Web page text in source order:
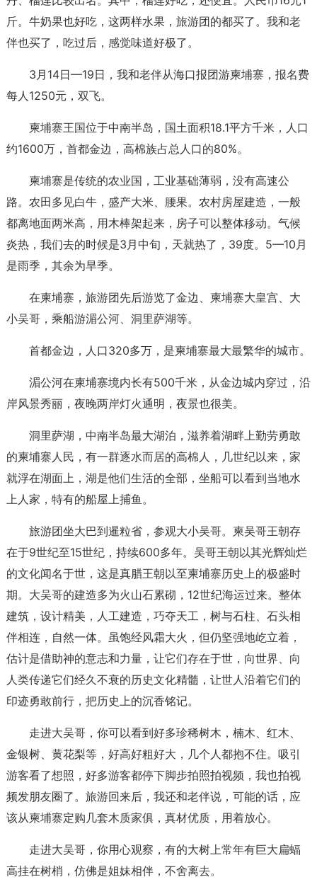
斤。牛奶果也好吃，这两样水果，旅游团的都买了。我和老
伴也买了，吃过后，感觉味道好极了。
3月14日—19日，我和老伴从海口报团游柬埔寨，报名费
每人1250元，双飞。
柬埔寨王国位于中南半岛，国土面积18.1平方千米，人口
约1600万，首都金边，高棉族占总人口的80%。
柬埔寨是传统的农业国，工业基础薄弱，没有高速公
路。农田多见白牛，盛产大米、腰果。农村房屋建造，一般
都离地面两米高，用木棒架起来，房子可以整体移动。气候
炎热，我们去的时候是3月中旬，天就热了，39度。5—10月
是雨季，其余为旱季。
在柬埔寨，旅游团先后游览了金边、柬埔寨大皇宫、大
小吴哥，乘船游湄公河、洞里萨湖等。
首都金边，人口320多万，是柬埔寨最大最繁华的城市。
湄公河在柬埔寨境内长有500千米，从金边城内穿过，沿
岸风景秀丽，夜晚两岸灯火通明，夜景也很美。
洞里萨湖，中南半岛最大湖泊，滋养着湖畔上勤劳勇敢
的柬埔寨人民，有一群逐水而居的高棉人，几世纪以来，家
就浮在湖面上，湖是他们生活的全部，坐船可以看到当地水
上人家，特有的船屋上捕鱼。
旅游团坐大巴到暹粒省，参观大小吴哥。柬吴哥王朝存
在于9世纪至15世纪，持续600多年。吴哥王朝以其光辉灿烂
的文化闻名于世，这是真腊王朝以至柬埔寨历史上的极盛时
期。大吴哥的建造多为火山石累砌，12世纪海运过来。整体
建筑，设计精美，人工建造，巧夺天工，树与石柱、石头相
伴相连，自然一体。虽饱经风霜大火，但仍坚强地屹立着，
估计是借助神的意志和力量，让它们存在于世，向世界、向
人类传递它们经久不衰的历史文化精髓，让世人沿着它们的
印迹勇敢前行，把历史上的沉香铭记。
走进大吴哥，你可以看到好多珍稀树木，楠木、红木、
金银树、黄花梨等，好高好粗好大，几个人都抱不住。吸引
游客看了想照，好多游客都停下脚步拍照拍视频，我也拍视
频发朋友圈了。旅游回来后，我还和老伴说，可能的话，应
该从柬埔寨定购几套木质家俱，真材优质，用着放心。
走进大吴哥，你用心观察，有的大树上常年有巨大扁蝠
高挂在树梢，仿佛是姐妹相伴，不舍离去。